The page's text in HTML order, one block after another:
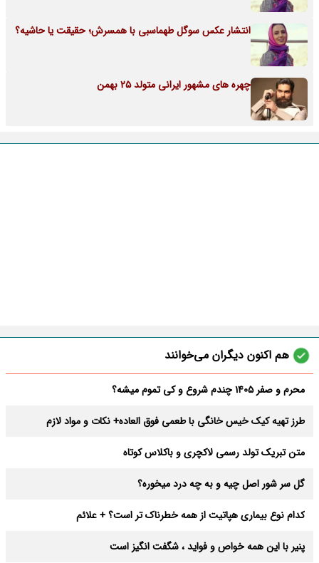
انتشار عکس سوگل طهماسبی با همسرش؛ حقیقت یا حاشیه؟
چهره های مشهور ایرانی متولد 25 بهمن
هم اکنون دیگران می‌خوانند
محرم و صفر 1405 چندم شروع و کی تموم میشه؟
طرز تهیه کیک خیس خانگی با طعمی فوق العاده+ نکات و مواد لازم
متن تبریک تولد رسمی لاکچری و باکلاس کوتاه
گل سر شور اصل چیه و به چه درد میخوره؟
کدام نوع بیماری هپاتیت از همه خطرناک تر است؟ + علائم
پنیر با این همه خواص و فواید ، شگفت انگیز است